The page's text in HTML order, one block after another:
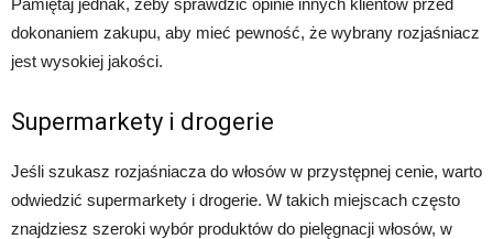
Pamiętaj jednak, żeby sprawdzić opinie innych klientów przed
dokonaniem zakupu, aby mieć pewność, że wybrany rozjaśniacz
jest wysokiej jakości.
Supermarkety i drogerie
Jeśli szukasz rozjaśniacza do włosów w przystępnej cenie, warto
odwiedzić supermarkety i drogerie. W takich miejscach często
znajdziesz szeroki wybór produktów do pielęgnacji włosów, w